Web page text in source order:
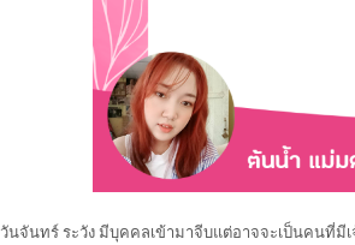
วันจันทร์ ระวัง มีบุคคลเข้ามาจีบแต่อาจจะเป็นคนที่มี